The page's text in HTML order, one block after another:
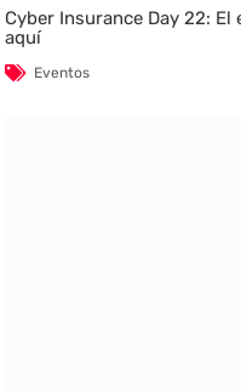
Cyber Insurance Day 22:
aquí
Eventos